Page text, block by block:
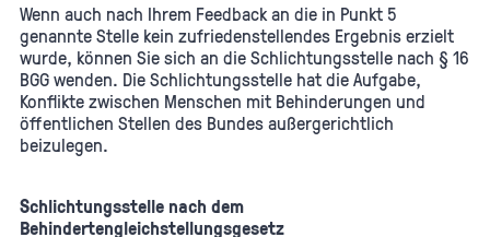
Wenn auch nach Ihrem Feedback an die in Punkt 5
genannte Stelle kein zufriedenstellendes Ergebnis erzielt
wurde, können Sie sich an die Schlichtungsstelle nach § 16
BGG wenden. Die Schlichtungsstelle hat die Aufgabe,
Konflikte zwischen Menschen mit Behinderungen und
öffentlichen Stellen des Bundes außergerichtlich
beizulegen.
Schlichtungsstelle nach dem
Behindertengleichstellungsgesetz